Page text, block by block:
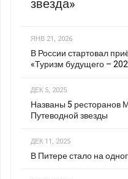
звезда»
ЯНВ 21, 2026
В России стартовал
«Туризм будущего –
ДЕК 5, 2025
Названы 5 ресторанов
Путеводной звезды
ДЕК 11, 2025
В Питере стало на